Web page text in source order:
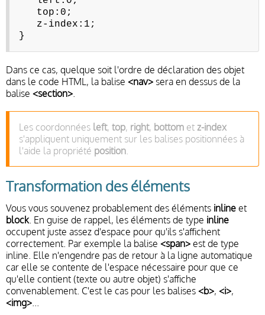
top:0;
z-index:1;
}
Dans ce cas, quelque soit l'ordre de déclaration des objet
dans le code HTML, la balise <nav> sera en dessus de la
balise <section>.
Les coordonnées left, top, right, bottom et z-index
s'appliquent uniquement sur les balises positionnées à
l'aide la propriété position.
Transformation des éléments
Vous vous souvenez probablement des éléments inline et
block. En guise de rappel, les éléments de type inline
occupent juste assez d'espace pour qu'ils s'affichent
correctement. Par exemple la balise <span> est de type
inline. Elle n'engendre pas de retour à la ligne automatique
car elle se contente de l'espace nécessaire pour que ce
qu'elle contient (texte ou autre objet) s'affiche
convenablement. C'est le cas pour les balises <b>, <i>,
<img>...